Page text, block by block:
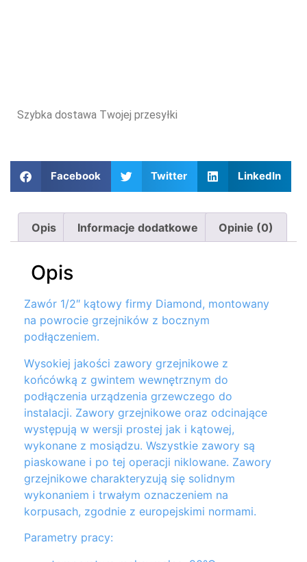
Facebook Twitter LinkedIn
Szybka dostawa Twojej przesyłki
Opis Informacje dodatkowe Opinie (0)
Opis
Zawór 1/2″ kątowy firmy Diamond, montowany
na powrocie grzejników z bocznym
podłączeniem.
Wysokiej jakości zawory grzejnikowe z
końcówką z gwintem wewnętrznym do
podłączenia urządzenia grzewczego do
instalacji. Zawory grzejnikowe oraz odcinające
występują w wersji prostej jak i kątowej,
wykonane z mosiądzu. Wszystkie zawory są
piaskowane i po tej operacji niklowane. Zawory
grzejnikowe charakteryzują się solidnym
wykonaniem i trwałym oznaczeniem na
korpusach, zgodnie z europejskimi normami.
Parametry pracy: